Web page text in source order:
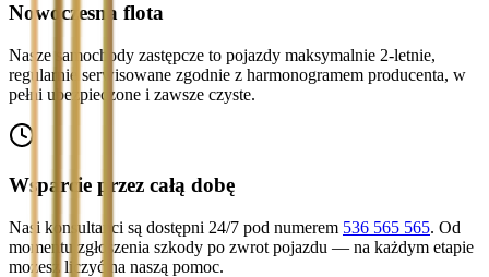
Nowoczesna flota
Nasze samochody zastępcze to pojazdy maksymalnie 2-letnie,
regularnie serwisowane zgodnie z harmonogramem producenta, w
pełni ubezpieczone i zawsze czyste.
Wsparcie przez całą dobę
Nasi konsultanci są dostępni 24/7 pod numerem 536 565 565. Od
momentu zgłoszenia szkody po zwrot pojazdu — na każdym etapie
możesz liczyć na naszą pomoc.